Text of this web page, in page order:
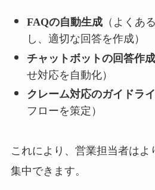
FAQの自動生成（よくあ
し、適切な回答を作成）
チャットボットの回答作成
せ対応を自動化）
クレーム対応のガイドラ
フローを策定）
これにより、営業担当者はよ
集中できます。